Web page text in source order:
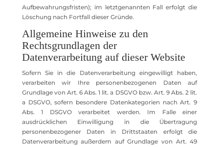
Aufbewahrungsfristen); im letztgenannten Fall erfolgt die
Löschung nach Fortfall dieser Gründe.
Allgemeine Hinweise zu den
Rechtsgrundlagen der
Datenverarbeitung auf dieser Website
Sofern Sie in die Datenverarbeitung eingewilligt haben,
verarbeiten wir Ihre personenbezogenen Daten auf
Grundlage von Art. 6 Abs. 1 lit. a DSGVO bzw. Art. 9 Abs. 2 lit.
a DSGVO, sofern besondere Datenkategorien nach Art. 9
Abs. 1 DSGVO verarbeitet werden. Im Falle einer
ausdrücklichen Einwilligung in die Übertragung
personenbezogener Daten in Drittstaaten erfolgt die
Datenverarbeitung außerdem auf Grundlage von Art. 49